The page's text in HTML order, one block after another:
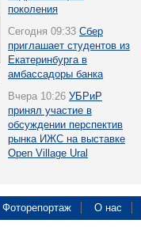
поколения
Сегодня 09:33 Сбер
приглашает студентов из
Екатеринбурга в
амбассадоры банка
Вчера 10:26 УБРиР
принял участие в
обсуждении перспектив
рынка ИЖС на выставке
Open Village Ural
Фоторепортаж О нас